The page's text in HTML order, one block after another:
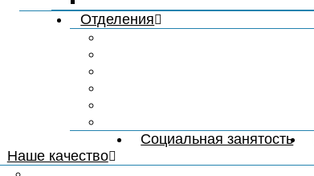
Отделения
Социальная занятость
Наше качество